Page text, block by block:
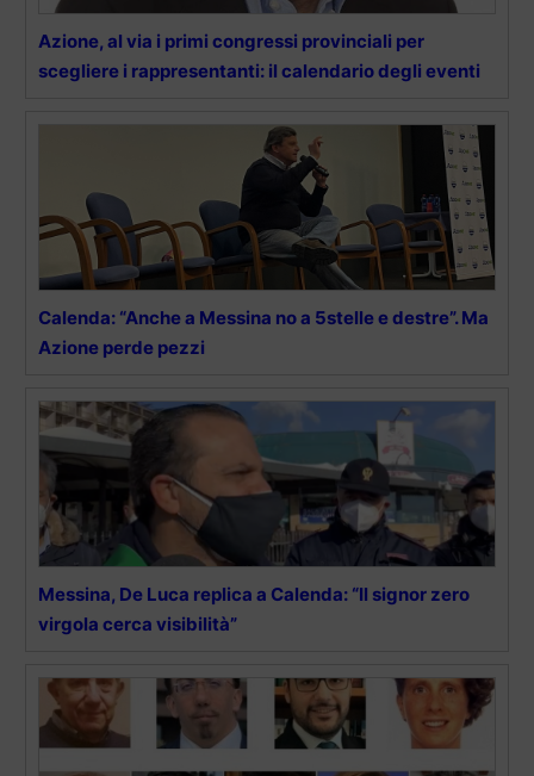
Azione, al via i primi congressi provinciali per
scegliere i rappresentanti: il calendario degli eventi
Calenda: “Anche a Messina no a 5stelle e destre”. Ma
Azione perde pezzi
Messina, De Luca replica a Calenda: “Il signor zero
virgola cerca visibilità”